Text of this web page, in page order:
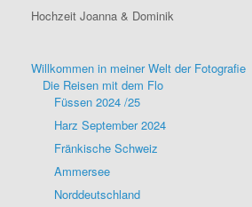
Hochzeit Joanna & Dominik
Willkommen in meiner Welt der Fotografie
Die Reisen mit dem Flo
Füssen 2024 /25
Harz September 2024
Fränkische Schweiz
Ammersee
Norddeutschland